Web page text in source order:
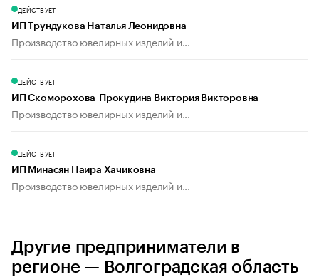
ДЕЙСТВУЕТ
ИП Трундукова Наталья Леонидовна
Производство ювелирных изделий и...
ДЕЙСТВУЕТ
ИП Скоморохова-Прокудина Виктория Викторовна
Производство ювелирных изделий и...
ДЕЙСТВУЕТ
ИП Минасян Наира Хачиковна
Производство ювелирных изделий и...
Другие предприниматели в
регионе — Волгоградская область